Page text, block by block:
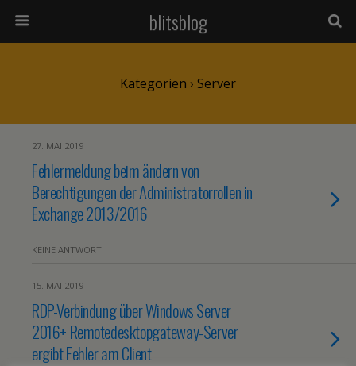
blitsblog
Kategorien › Server
27. MAI 2019
Fehlermeldung beim ändern von
Berechtigungen der Administratorrollen in
Exchange 2013/2016
KEINE ANTWORT
15. MAI 2019
RDP-Verbindung über Windows Server
2016+ Remotedesktopgateway-Server
ergibt Fehler am Client